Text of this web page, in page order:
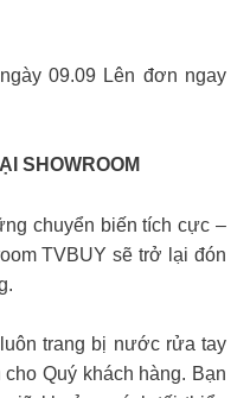
09.09 Lên đơn ngay
SHOWROOM
chuyển biến tích cực –
TVBUY sẽ trở lại đón
trang bị nước rửa tay
Quý khách hàng. Bạn